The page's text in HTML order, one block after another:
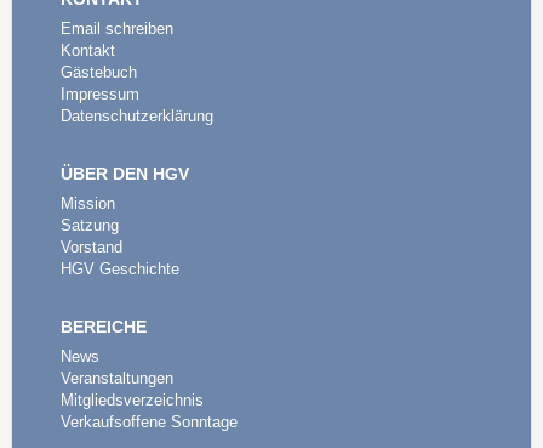
Email schreiben
Kontakt
Gästebuch
Impressum
Datenschutzerklärung
ÜBER DEN HGV
Mission
Satzung
Vorstand
HGV Geschichte
BEREICHE
News
Veranstaltungen
Mitgliedsverzeichnis
Verkaufsoffene Sonntage